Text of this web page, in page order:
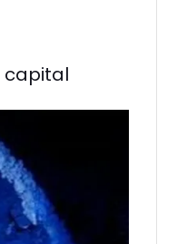
capital